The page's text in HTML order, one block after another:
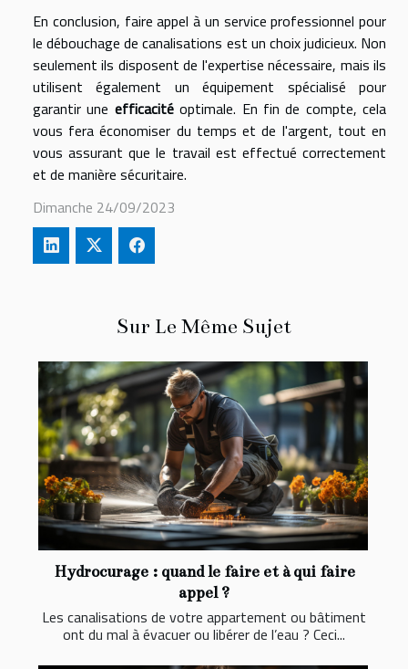
Sur Le Même Sujet
Hydrocurage : quand le faire et à qui faire
appel ?
Les canalisations de votre appartement ou bâtiment
ont du mal à évacuer ou libérer de l’eau ? Ceci...
En conclusion, faire appel à un service professionnel pour
le débouchage de canalisations est un choix judicieux. Non
seulement ils disposent de l'expertise nécessaire, mais ils
utilisent également un équipement spécialisé pour
garantir une efficacitéoptimale. En fin de compte, cela
vous fera économiser du temps et de l'argent, tout en
vous assurant que le travail est effectué correctement
et de manière sécuritaire.
Dimanche 24/09/2023